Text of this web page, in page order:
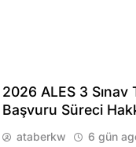
2026 ALES 3 Sınav
Başvuru Süreci
ataberkw 6 gün